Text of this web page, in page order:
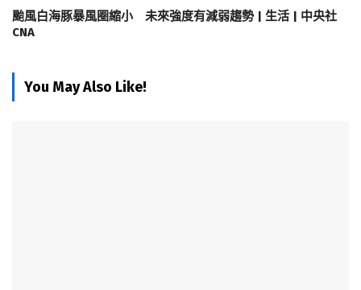
颱風白海豚暴風圈縮小 未來強度有減弱趨勢 | 生活 | 中央社
CNA
You May Also Like!